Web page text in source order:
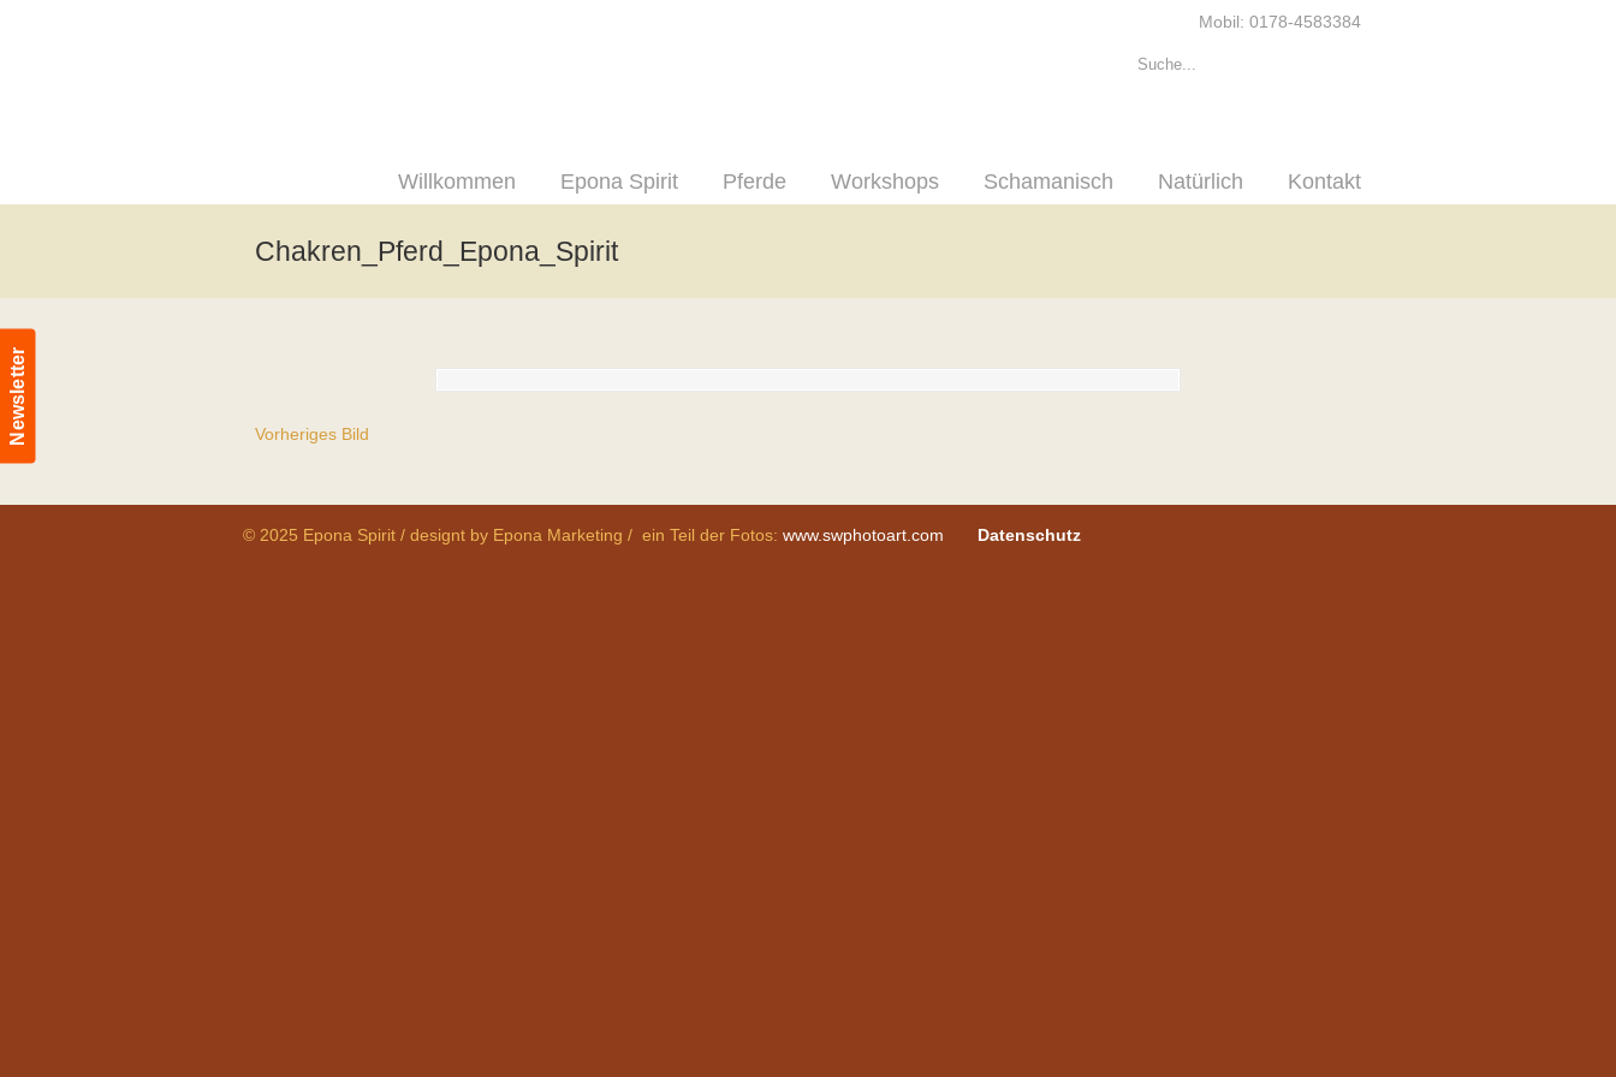
Newsletter
Mobil: 0178-4583384
Willkommen Epona Spirit Pferde Workshops Schamanisch Natürlich Kontakt
Chakren_Pferd_Epona_Spirit
Vorheriges Bild
© 2025 Epona Spirit / designt by Epona Marketing / ein Teil der Fotos: www.swphotoart.com Datenschutz